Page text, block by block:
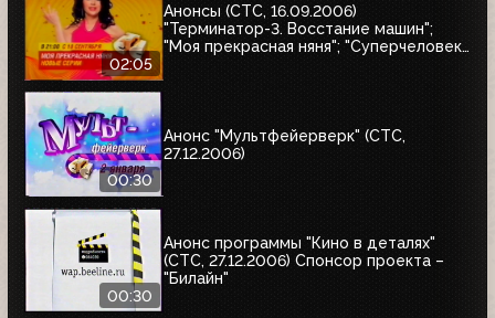
02:05
Анонсы (СТС, 16.09.2006)
"Терминатор-3. Восстание машин";
"Моя прекрасная няня"; "Суперчеловек.
00:30
Анонс "Мультфейерверк" (СТС,
27.12.2006)
00:30
Анонс программы "Кино в деталях"
(СТС, 27.12.2006) Спонсор проекта –
"Билайн"